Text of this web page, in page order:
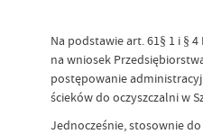
Na podstawie art. 61§ 1 i §
na wniosek
postępowanie
ścieków do oczyszczalni w
Jednocześnie, stosownie